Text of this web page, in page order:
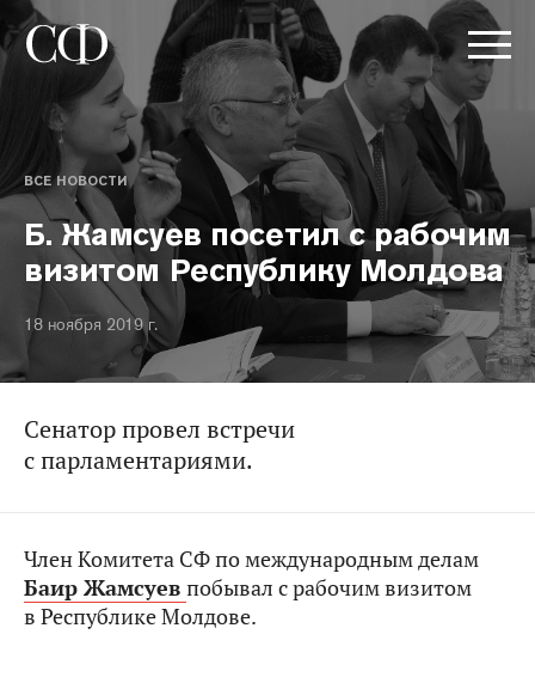
ВСЕ НОВОСТИ
Б. Жамсуев посетил с рабочим
визитом Республику Молдова
18 ноября 2019 г.
Сенатор провел встречи
с парламентариями.
Член Комитета СФ по международным делам
Баир Жамсуев побывал с рабочим визитом
в Республике Молдове.